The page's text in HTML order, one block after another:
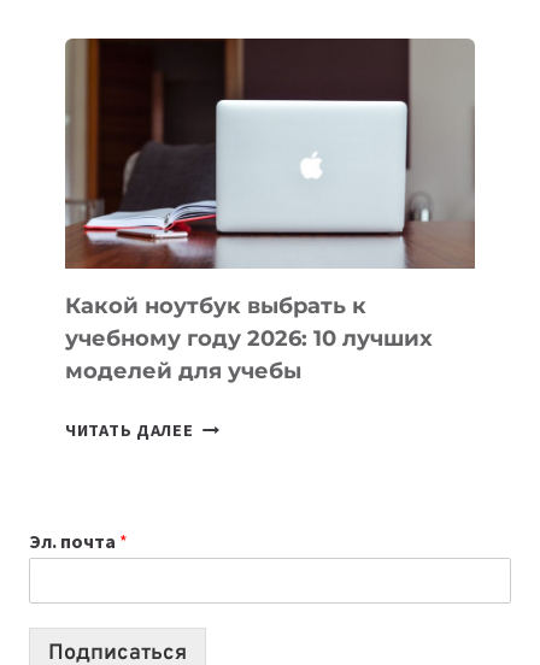
ПОМОГАЮТ
СОЗДАВАТЬ
БЕЗ
СЛОЖНОГО
КОДА
Какой ноутбук выбрать к
учебному году 2026: 10 лучших
моделей для учебы
ЧИТАТЬ ДАЛЕЕ КАКОЙ
2026:
10
Эл. почта *
Подписаться